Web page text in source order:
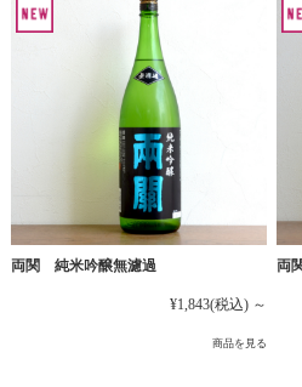
両関 純米吟醸無濾過
¥1,843(税込) ～
商品を見る
両